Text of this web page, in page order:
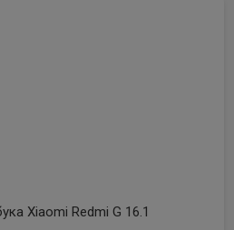
Xiaomi Redmi G 16.1